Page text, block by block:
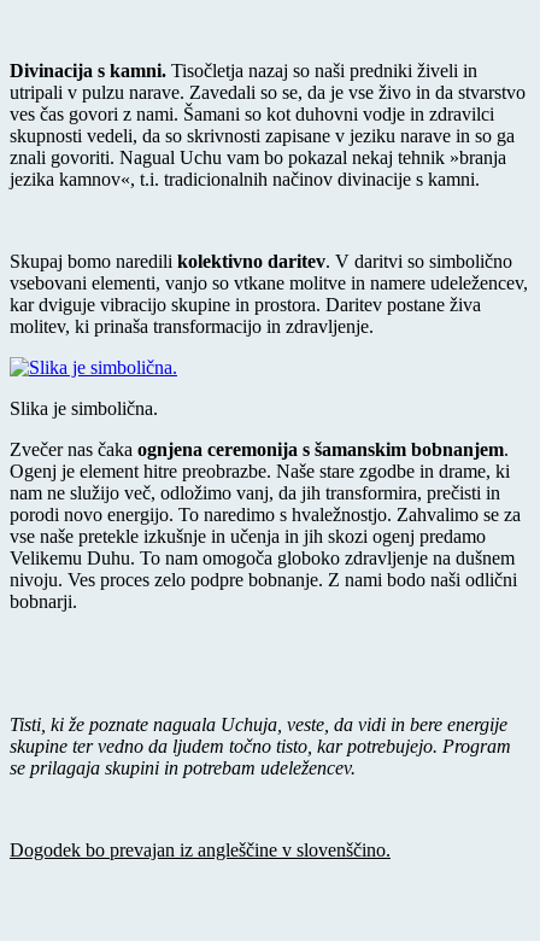
Divinacija s kamni. Tisočletja nazaj so naši predniki živeli in
utripali v pulzu narave. Zavedali so se, da je vse živo in da stvarstvo
ves čas govori z nami. Šamani so kot duhovni vodje in zdravilci
skupnosti vedeli, da so skrivnosti zapisane v jeziku narave in so ga
znali govoriti. Nagual Uchu vam bo pokazal nekaj tehnik »branja
jezika kamnov«, t.i. tradicionalnih načinov divinacije s kamni.
Skupaj bomo naredili kolektivno daritev. V daritvi so simbolično
vsebovani elementi, vanjo so vtkane molitve in namere udeležencev,
kar dviguje vibracijo skupine in prostora. Daritev postane živa
molitev, ki prinaša transformacijo in zdravljenje.
Slika je simbolična.
Zvečer nas čaka ognjena ceremonija s šamanskim bobnanjem.
Ogenj je element hitre preobrazbe. Naše stare zgodbe in drame, ki
nam ne služijo več, odložimo vanj, da jih transformira, prečisti in
porodi novo energijo. To naredimo s hvaležnostjo. Zahvalimo se za
vse naše pretekle izkušnje in učenja in jih skozi ogenj predamo
Velikemu Duhu. To nam omogoča globoko zdravljenje na dušnem
nivoju. Ves proces zelo podpre bobnanje. Z nami bodo naši odlični
bobnarji.
Tisti, ki že poznate naguala Uchuja, veste, da vidi in bere energije
skupine ter vedno da ljudem točno tisto, kar potrebujejo. Program
se prilagaja skupini in potrebam udeležencev.
Dogodek bo prevajan iz angleščine v slovenščino.